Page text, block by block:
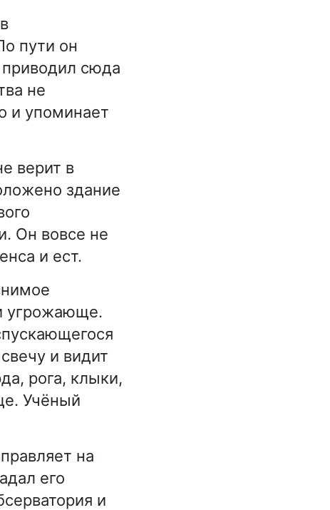
пути он
приводил сюда
не
и упоминает
верит в
здание
Он вовсе не
и ест.
угрожающе.
и видит
рога, клыки,
Учёный
на
его
и